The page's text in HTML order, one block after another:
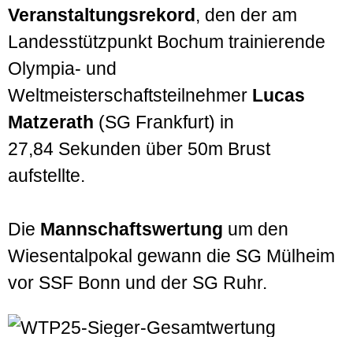
Veranstaltungsrekord , den der am
Landesstützpunkt Bochum trainierende
Olympia- und
Weltmeisterschaftsteilnehmer Lucas
Matzerath (SG Frankfurt) in
27,84 Sekunden über 50m Brust
aufstellte.
Die Mannschaftswertung um den
Wiesentalpokal gewann die SG Mülheim
vor SSF Bonn und der SG Ruhr.